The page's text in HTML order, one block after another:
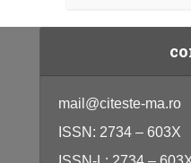
mail@citeste-ma.ro
ISSN: 2734 – 603X